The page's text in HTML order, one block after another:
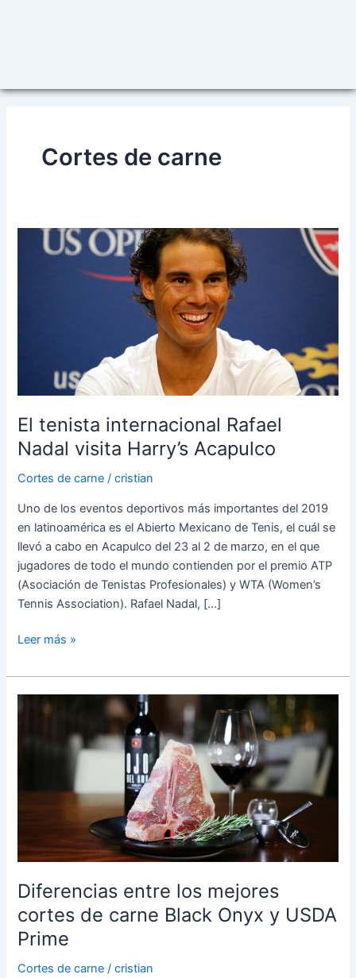
Cortes de carne
El tenista internacional Rafael
Nadal visita Harry’s Acapulco
Cortes de carne /cristian
Uno de los eventos deportivos más importantes del 2019
en latinoamérica es el Abierto Mexicano de Tenis, el cuál se
llevó a cabo en Acapulco del 23 al 2 de marzo, en el que
jugadores de todo el mundo contienden por el premio ATP
(Asociación de Tenistas Profesionales) y WTA (Women’s
Tennis Association). Rafael Nadal, […]
tenista
internacional
Acapulco
Leer más »
Diferencias entre los mejores
cortes de carne Black Onyx y USDA
Prime
Cortes de carne /cristian
Diferencias
Onyx
USDA
Prime